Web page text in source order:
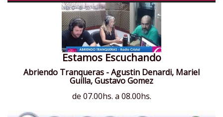
Estamos Escuchando
Abriendo Tranqueras - Agustin Denardi, Mariel
Guilla, Gustavo Gomez
de 07.00hs. a 08.00hs.